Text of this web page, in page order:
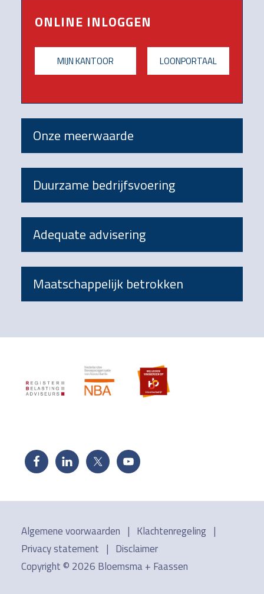
ONLINE INLOGGEN
MIJN KANTOOR LOONPORTAAL
Onze meerwaarde
Duurzame bedrijfsvoering
Adequate advisering
Maatschappelijk betrokken
Algemene voorwaarden | Klachtenregeling|
Privacy statement | Disclaimer
Copyright © 2026 Bloemsma + Faassen